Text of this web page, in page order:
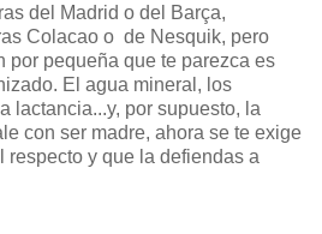
del Madrid o del Barça,
Colacao o de Nesquik, pero
por pequeña que te parezca es
El agua mineral, los
lactancia...y, por supuesto, la
con ser madre, ahora se te exige
respecto y que la defiendas a